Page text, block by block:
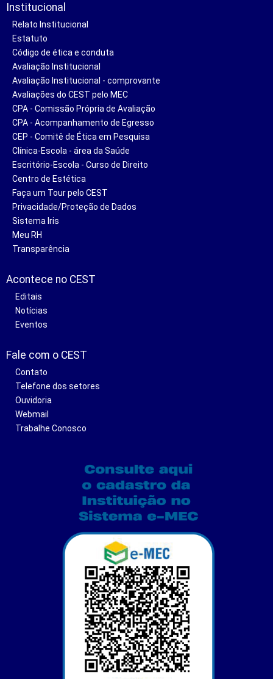
Institucional
Relato Institucional
Estatuto
Código de ética e conduta
Avaliação Institucional
Avaliação Institucional - comprovante
Avaliações do CEST pelo MEC
CPA - Comissão Própria de Avaliação
CPA - Acompanhamento de Egresso
CEP - Comitê de Ética em Pesquisa
Clínica-Escola - área da Saúde
Escritório-Escola - Curso de Direito
Centro de Estética
Faça um Tour pelo CEST
Privacidade/Proteção de Dados
Sistema Iris
Meu RH
Transparência
Acontece no CEST
Editais
Notícias
Eventos
Fale com o CEST
Contato
Telefone dos setores
Ouvidoria
Webmail
Trabalhe Conosco